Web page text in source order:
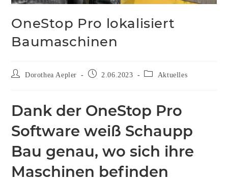
OneStop Pro lokalisiert
Baumaschinen
Dorothea Aepler 2.06.2023 Aktuelles
Dank der OneStop Pro
Software weiß Schaupp
Bau genau, wo sich ihre
Maschinen befinden